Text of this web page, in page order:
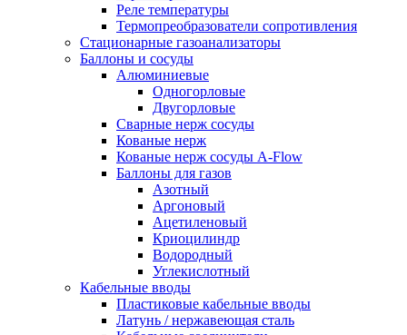
Реле температуры
Термопреобразователи сопротивления
Стационарные газоанализаторы
Баллоны и сосуды
Алюминиевые
Одногорловые
Двугорловые
Сварные нерж сосуды
Кованые нерж
Кованые нерж сосуды A-Flow
Баллоны для газов
Азотный
Аргоновый
Ацетиленовый
Криоцилиндр
Водородный
Углекислотный
Кабельные вводы
Пластиковые кабельные вводы
Латунь / нержавеющая сталь